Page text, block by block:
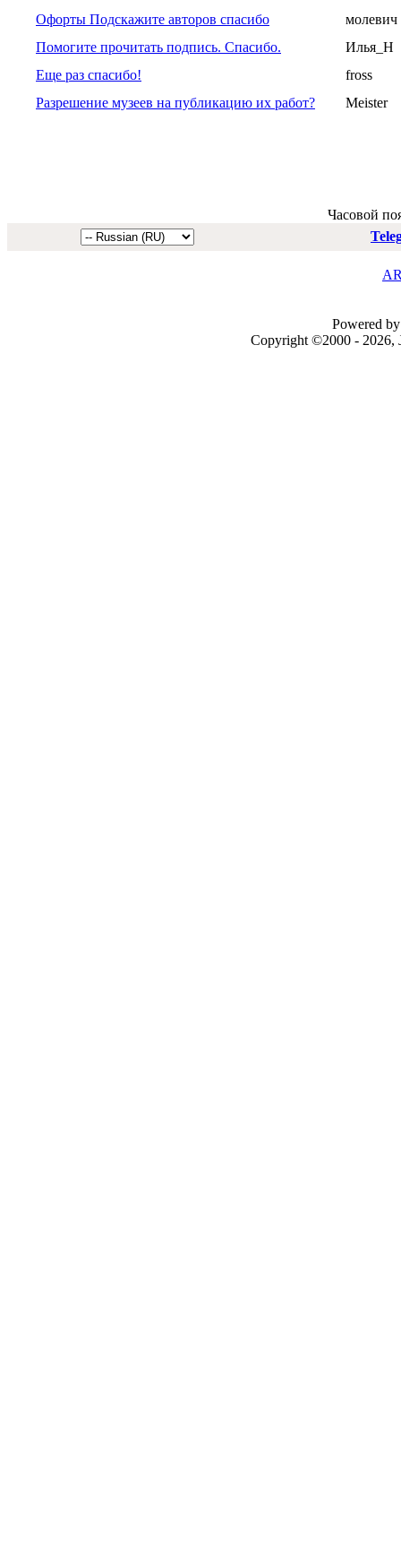
Офорты Подскажите авторов спасибо
молевич
Помогите прочитать подпись. Спасибо.
Илья_Н
Еще раз спасибо!
fross
Разрешение музеев на публикацию их работ?
Meister
Часовой
Powered
Copyright ©2000 - 2026,